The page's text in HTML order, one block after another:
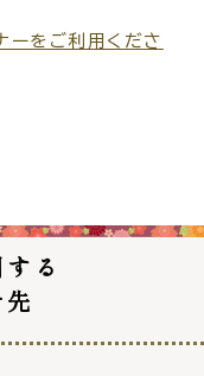
ーをご利用くださ
る